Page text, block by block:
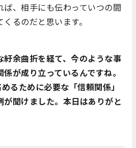
ば、相手にも伝わっていつの間
るのだと思います。
紆余曲折を経て、今のような事
が成り立っているんですね。
るために必要な「信頼関係」
聞けました。本日はありがと